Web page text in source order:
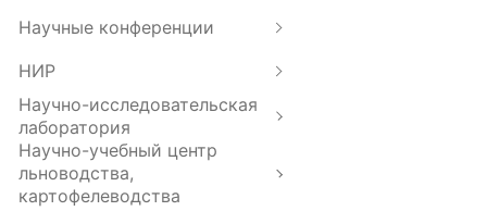
Научные конференции
НИР
Научно-исследовательская
лаборатория
Научно-учебный центр
льноводства,
картофелеводства